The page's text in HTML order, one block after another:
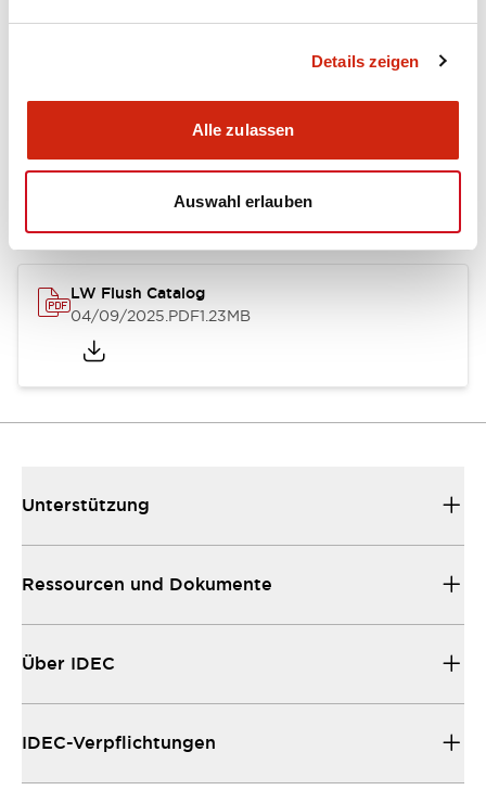
Details zeigen
Alle zulassen
Auswahl erlauben
Dokumente und Dateien
Kataloge & Broschüren CAD-Dateien
LW Flush Catalog
04/09/2025.PDF1.23MB
Unterstützung
Ressourcen und Dokumente
Über IDEC
IDEC-Verpflichtungen